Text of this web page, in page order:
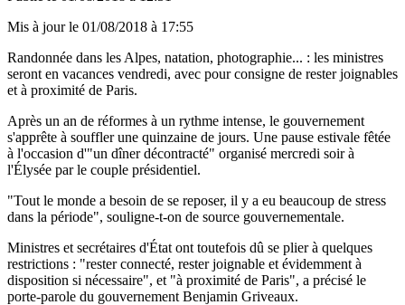
Mis à jour le 01/08/2018 à 17:55
Randonnée dans les Alpes, natation, photographie... : les ministres
seront en vacances vendredi, avec pour consigne de rester joignables
et à proximité de Paris.
Après un an de réformes à un rythme intense, le gouvernement
s'apprête à souffler une quinzaine de jours. Une pause estivale fêtée
à l'occasion d'"un dîner décontracté" organisé mercredi soir à
l'Élysée par le couple présidentiel.
"Tout le monde a besoin de se reposer, il y a eu beaucoup de stress
dans la période", souligne-t-on de source gouvernementale.
Ministres et secrétaires d'État ont toutefois dû se plier à quelques
restrictions : "rester connecté, rester joignable et évidemment à
disposition si nécessaire", et "à proximité de Paris", a précisé le
porte-parole du gouvernement Benjamin Griveaux.